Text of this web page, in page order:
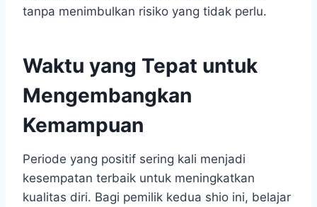
tanpa menimbulkan risiko yang tidak perlu.
Waktu yang Tepat untuk
Mengembangkan
Kemampuan
Periode yang positif sering kali menjadi
kesempatan terbaik untuk meningkatkan
kualitas diri. Bagi pemilik kedua shio ini, belajar